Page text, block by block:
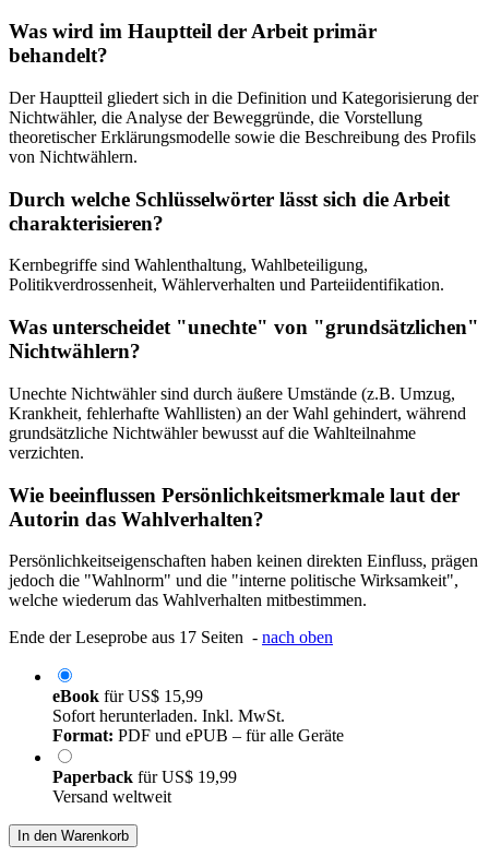
Was wird im Hauptteil der Arbeit primär
behandelt?
Der Hauptteil gliedert sich in die Definition und Kategorisierung der
Nichtwähler, die Analyse der Beweggründe, die Vorstellung
theoretischer Erklärungsmodelle sowie die Beschreibung des Profils
von Nichtwählern.
Durch welche Schlüsselwörter lässt sich die Arbeit
charakterisieren?
Kernbegriffe sind Wahlenthaltung, Wahlbeteiligung,
Politikverdrossenheit, Wählerverhalten und Parteiidentifikation.
Was unterscheidet "unechte" von "grundsätzlichen"
Nichtwählern?
Unechte Nichtwähler sind durch äußere Umstände (z.B. Umzug,
Krankheit, fehlerhafte Wahllisten) an der Wahl gehindert, während
grundsätzliche Nichtwähler bewusst auf die Wahlteilnahme
verzichten.
Wie beeinflussen Persönlichkeitsmerkmale laut der
Autorin das Wahlverhalten?
Persönlichkeitseigenschaften haben keinen direkten Einfluss, prägen
jedoch die "Wahlnorm" und die "interne politische Wirksamkeit",
welche wiederum das Wahlverhalten mitbestimmen.
Ende der Leseprobe aus 17 Seiten - nach oben
eBook fürUS$ 15,99
Sofort herunterladen. Inkl. MwSt.
Format: PDF und ePUB – für alle Geräte
Paperback fürUS$ 19,99
Versand weltweit
In den Warenkorb